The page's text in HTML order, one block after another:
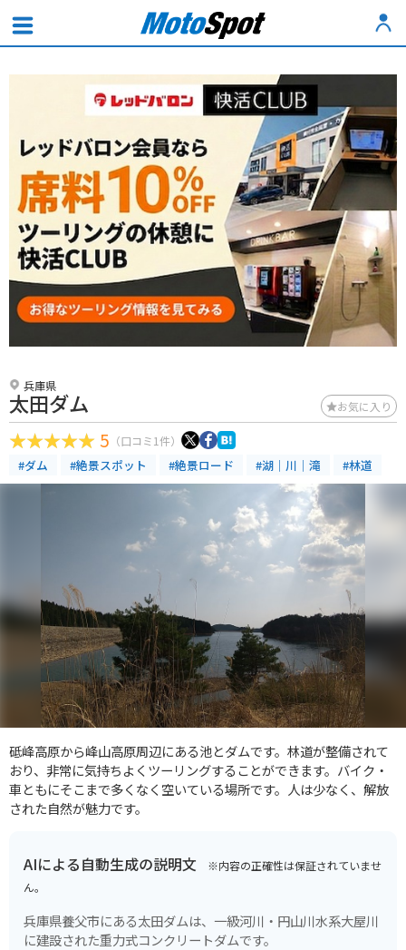
兵庫県
太田ダム お気に入り
5 （口コミ1件）
#ダム #絶景スポット #絶景ロード #湖｜川｜滝 #林道
砥峰高原から峰山高原周辺にある池とダムです。林道が整備されて
おり、非常に気持ちよくツーリングすることができます。バイク・
車ともにそこまで多くなく空いている場所です。人は少なく、解放
された自然が魅力です。
AIによる自動生成の説明文 ※内容の正確性は保証されていませ
ん。
兵庫県養父市にある太田ダムは、一級河川・円山川水系大屋川
に建設された重力式コンクリートダムです。